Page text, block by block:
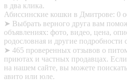
в два клика.
Абиссинские кошки в Дмитрове: 0
➤ Выбрать верного друга вам
объявлениях: фото, видео, цена,
родословная и другие подробности
➤ 465 проверенных отзывов о
приютах и частных продавцах.
на нашем сайте, вы можете
авито или юле.